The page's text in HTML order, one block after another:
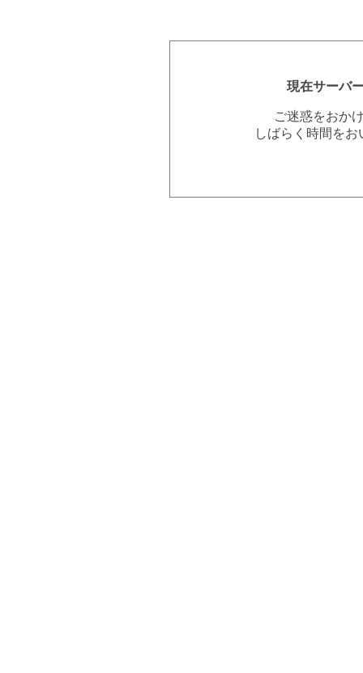
現在サーバ
ご迷惑をおか
しばらく時間を